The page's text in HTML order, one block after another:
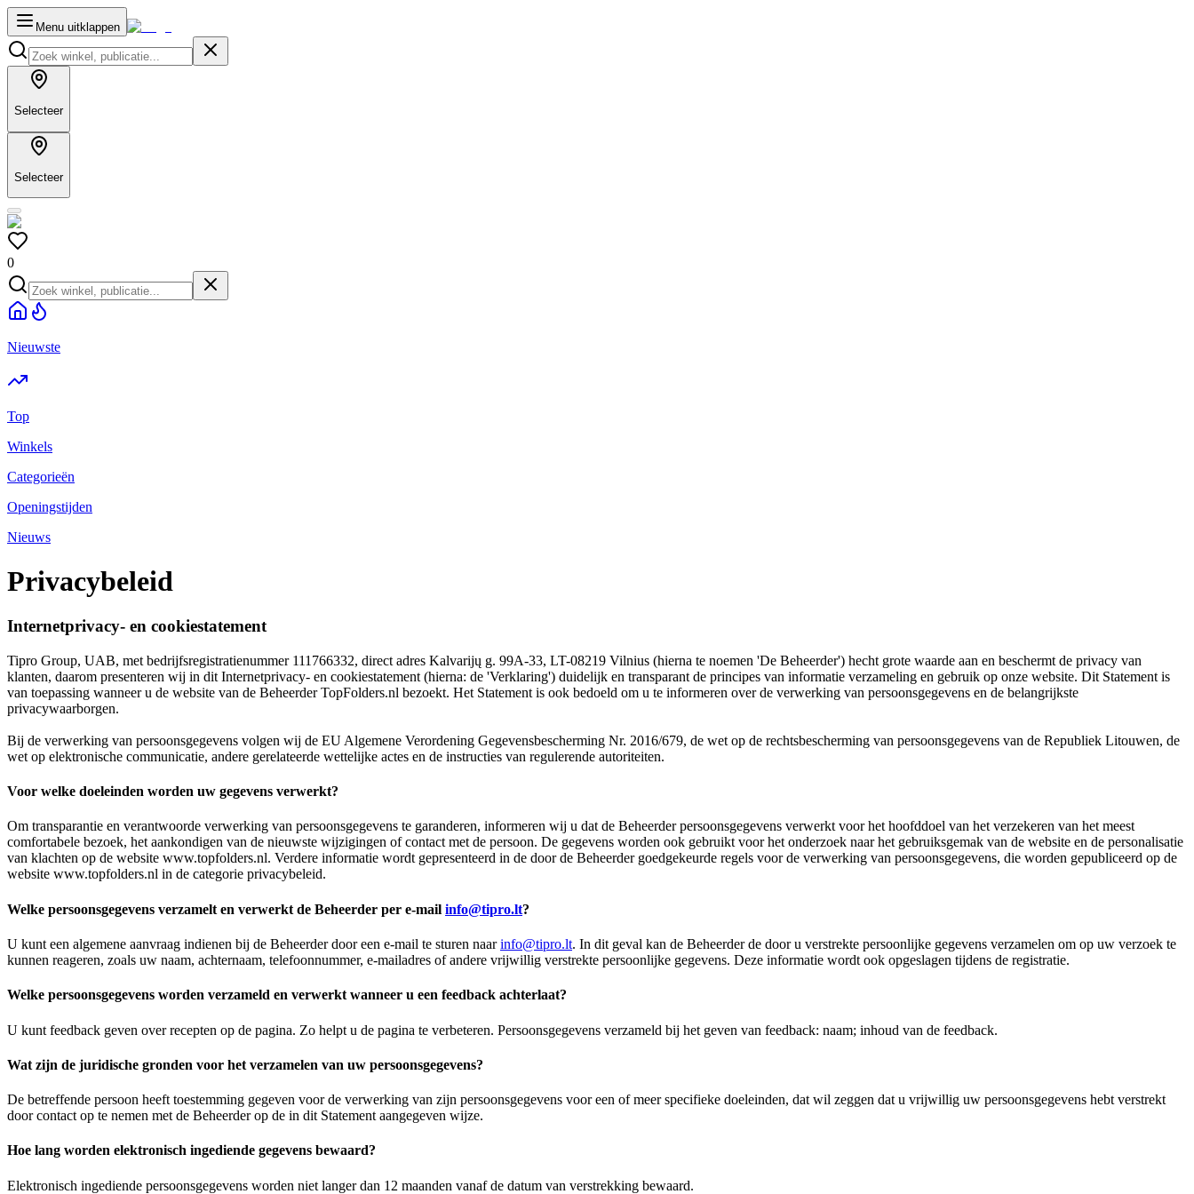
Menu uitklappen
Selecteer
Selecteer
0
Nieuwste
Top
Winkels
Categorieën
Openingstijden
Nieuws
Privacybeleid
Internetprivacy- en cookiestatement
Tipro Group, UAB, met bedrijfsregistratienummer 111766332, direct adres Kalvarijų g. 99A-33, LT-08219 Vilnius (hierna te noemen 'De Beheerder') hecht grote waarde aan en beschermt de privacy van
klanten, daarom presenteren wij in dit Internetprivacy- en cookiestatement (hierna: de 'Verklaring') duidelijk en transparant de principes van informatie verzameling en gebruik op onze website. Dit Statement is
van toepassing wanneer u de website van de Beheerder TopFolders.nl bezoekt. Het Statement is ook bedoeld om u te informeren over de verwerking van persoonsgegevens en de belangrijkste
privacywaarborgen.
Bij de verwerking van persoonsgegevens volgen wij de EU Algemene Verordening Gegevensbescherming Nr. 2016/679, de wet op de rechtsbescherming van persoonsgegevens van de Republiek Litouwen, de
wet op elektronische communicatie, andere gerelateerde wettelijke actes en de instructies van regulerende autoriteiten.
Voor welke doeleinden worden uw gegevens verwerkt?
Om transparantie en verantwoorde verwerking van persoonsgegevens te garanderen, informeren wij u dat de Beheerder persoonsgegevens verwerkt voor het hoofddoel van het verzekeren van het meest
comfortabele bezoek, het aankondigen van de nieuwste wijzigingen of contact met de persoon. De gegevens worden ook gebruikt voor het onderzoek naar het gebruiksgemak van de website en de personalisatie
van klachten op de website www.topfolders.nl. Verdere informatie wordt gepresenteerd in de door de Beheerder goedgekeurde regels voor de verwerking van persoonsgegevens, die worden gepubliceerd op de
website www.topfolders.nl in de categorie privacybeleid.
Welke persoonsgegevens verzamelt en verwerkt de Beheerder per e-mail info@tipro.lt?
U kunt een algemene aanvraag indienen bij de Beheerder door een e-mail te sturen naarinfo@tipro.lt. In dit geval kan de Beheerder de door u verstrekte persoonlijke gegevens verzamelen om op uw verzoek te
kunnen reageren, zoals uw naam, achternaam, telefoonnummer, e-mailadres of andere vrijwillig verstrekte persoonlijke gegevens. Deze informatie wordt ook opgeslagen tijdens de registratie.
Welke persoonsgegevens worden verzameld en verwerkt wanneer u een feedback achterlaat?
U kunt feedback geven over recepten op de pagina. Zo helpt u de pagina te verbeteren. Persoonsgegevens verzameld bij het geven van feedback: naam; inhoud van de feedback.
Wat zijn de juridische gronden voor het verzamelen van uw persoonsgegevens?
De betreffende persoon heeft toestemming gegeven voor de verwerking van zijn persoonsgegevens voor een of meer specifieke doeleinden, dat wil zeggen dat u vrijwillig uw persoonsgegevens hebt verstrekt
door contact op te nemen met de Beheerder op de in dit Statement aangegeven wijze.
Hoe lang worden elektronisch ingediende gegevens bewaard?
Elektronisch ingediende persoonsgegevens worden niet langer dan 12 maanden vanaf de datum van verstrekking bewaard.